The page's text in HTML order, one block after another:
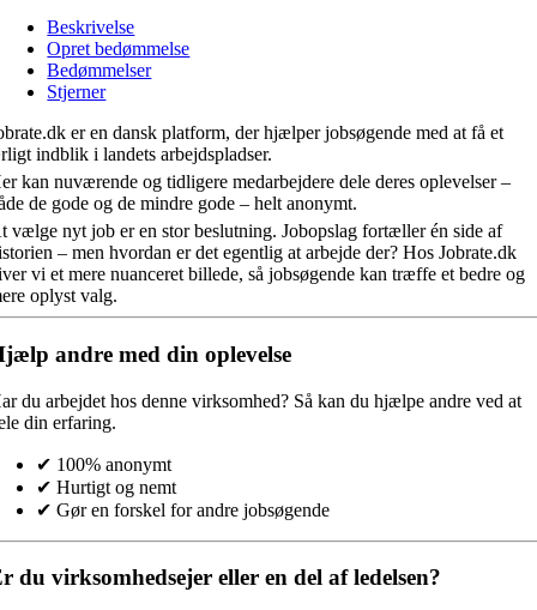
Beskrivelse
Opret bedømmelse
Bedømmelser
Stjerner
er en dansk platform, der hjælper jobsøgende med at få et
indblik i landets arbejdspladser.
kan nuværende og tidligere medarbejdere dele deres oplevelser –
de gode og de mindre gode – helt anonymt.
vælge nyt job er en stor beslutning. Jobopslag fortæller én side af
– men hvordan er det egentlig at arbejde der? Hos Jobrate.dk
vi et mere nuanceret billede, så jobsøgende kan træffe et bedre og
oplyst valg.
andre med din oplevelse
du arbejdet hos denne virksomhed? Så kan du hjælpe andre ved at
din erfaring.
✔ 100% anonymt
✔ Hurtigt og nemt
✔ Gør en forskel for andre jobsøgende
du virksomhedsejer eller en del af ledelsen?